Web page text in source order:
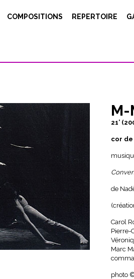
COMPOSITIONS REPERTOIRE
M-
21’
cor
de
Carol
Pierre-
Marc
photo